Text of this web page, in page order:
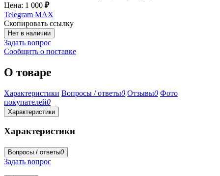
Цена: 1 000 ₽
Telegram MAX
Скопировать ссылку
Нет в наличии
Задать вопрос
Сообщить о поставке
О товаре
Характеристики Вопросы / ответы0 Отзывы0 Фото
покупателей0
Характеристики
Характеристики
Вопросы / ответы0
Задать вопрос